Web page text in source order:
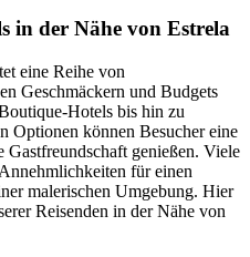
in der Nähe von Estrela
eine Reihe von
Geschmäckern und Budgets
Hotels bis hin zu
Optionen können Besucher eine
Gastfreundschaft genießen. Viele
für einen
malerischen Umgebung. Hier
Reisenden in der Nähe von